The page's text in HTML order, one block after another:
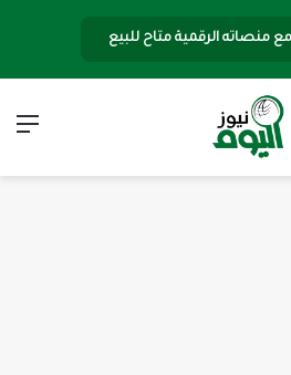
منصاته الرقمية متاح للبيع